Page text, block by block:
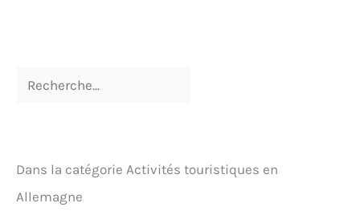
activités de plein air. 【Facile à ranger】Grâce à sa
météo imprévus sans craindre d'être mouillé(e).
【Polyvalent】Cet imperméable pour homme est
idéal pour diverses activités sous la pluie, comme
Dans la catégorie Activités touristiques en
Allemagne